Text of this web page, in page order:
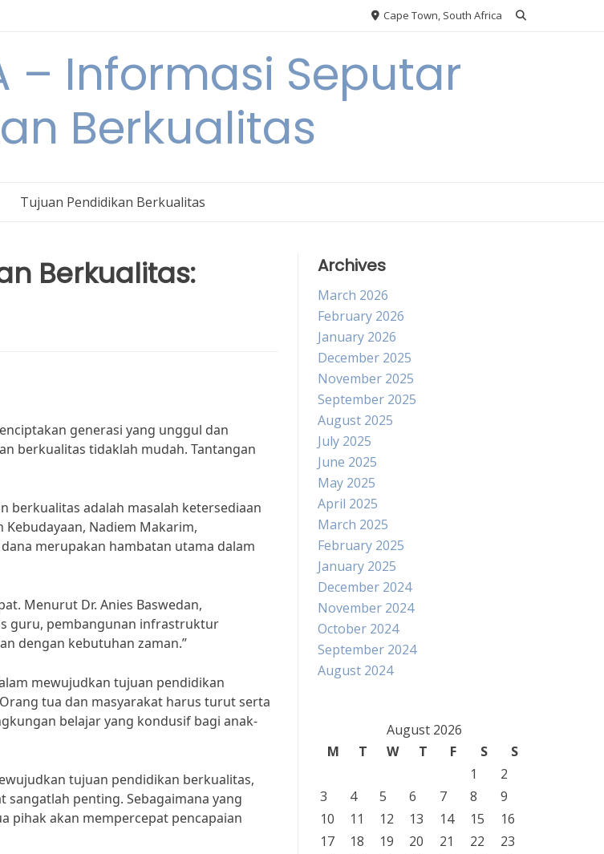
Cape Town, South Africa
– Informasi Seputar
Berkualitas
Tujuan Pendidikan Berkualitas
Berkualitas:
generasi yang unggul dan
berkualitas tidaklah mudah. Tantangan
berkualitas adalah masalah ketersediaan
Nadiem Makarim,
merupakan hambatan utama dalam
Menurut Dr. Anies Baswedan,
guru, pembangunan infrastruktur
dengan kebutuhan zaman.”
mewujudkan tujuan pendidikan
tua dan masyarakat harus turut serta
belajar yang kondusif bagi anak-
tujuan pendidikan berkualitas,
penting. Sebagaimana yang
pihak akan mempercepat pencapaian
Archives
March 2026
February 2026
January 2026
December 2025
November 2025
September 2025
August 2025
July 2025
June 2025
May 2025
April 2025
March 2025
February 2025
January 2025
December 2024
November 2024
October 2024
September 2024
August 2024
August 2026
M
T W T F S
S
1
2
3
4 5 6 7 8
9
10
11 12 13 14 15
16
17
18 19 20 21 22
23